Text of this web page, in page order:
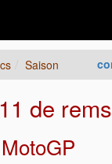
Saison
de